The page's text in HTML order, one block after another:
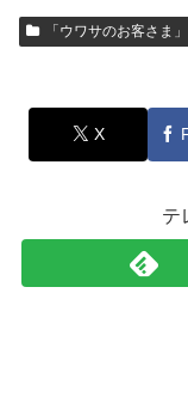
「ウワサのお客さま
X
テ